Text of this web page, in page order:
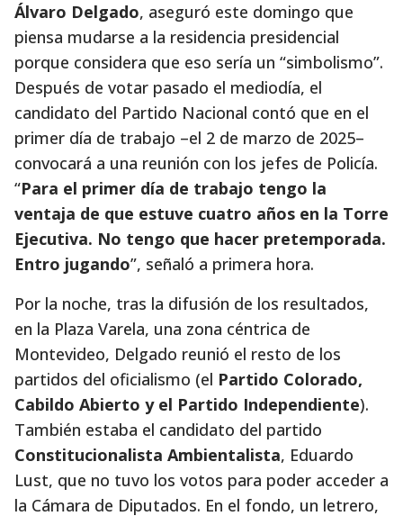
Álvaro Delgado, aseguró este domingo que
piensa mudarse a la residencia presidencial
porque considera que eso sería un “simbolismo”.
Después de votar pasado el mediodía, el
candidato del Partido Nacional contó que en el
primer día de trabajo –el 2 de marzo de 2025–
convocará a una reunión con los jefes de Policía.
“Para el primer día de trabajo tengo la
ventaja de que estuve cuatro años en la Torre
Ejecutiva. No tengo que hacer pretemporada.
Entro jugando”, señaló a primera hora.
Por la noche, tras la difusión de los resultados,
en la Plaza Varela, una zona céntrica de
Montevideo, Delgado reunió el resto de los
partidos del oficialismo (el Partido Colorado,
Cabildo Abierto y el Partido Independiente).
También estaba el candidato del partido
Constitucionalista Ambientalista, Eduardo
Lust, que no tuvo los votos para poder acceder a
la Cámara de Diputados. En el fondo, un letrero,